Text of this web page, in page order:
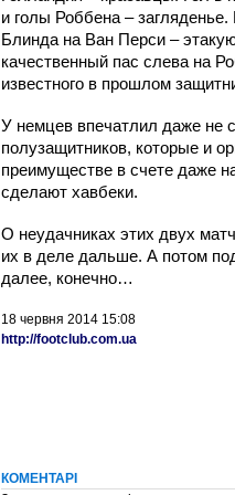
и голы Роббена –
Блинда на Ван Перси –
качественный пас слева на
известного в прошлом
У немцев впечатлил даже не
полузащитников, которые и
преимуществе в счете даже
сделают хавбеки.
О неудачниках этих двух
их в деле дальше. А потом
далее, конечно…
18 червня 2014 15:08
http://footclub.com.ua
КОМЕНТАРІ